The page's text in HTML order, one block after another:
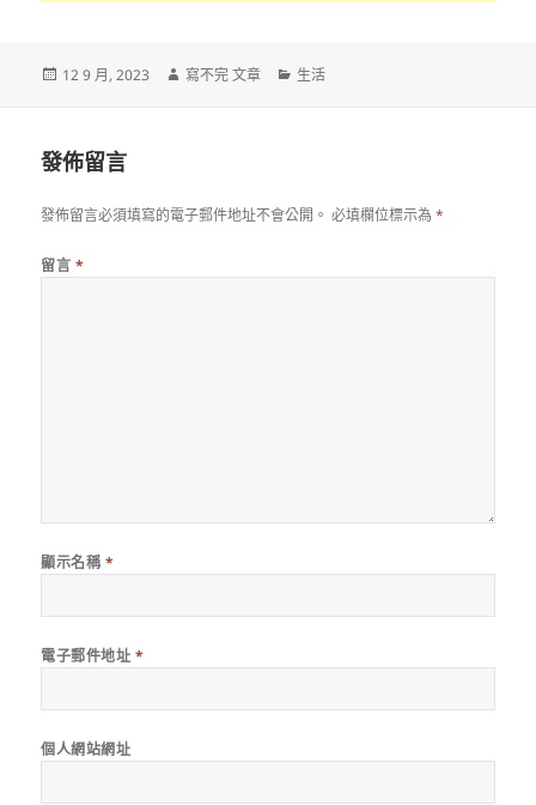
發
12 9 月, 2023
作
寫不完 文章
分
生活
發佈留言
發佈留言必須填寫的電子郵件地址不會公開。 必填欄位標示為*
留言 *
顯示名稱 *
電子郵件地址 *
個人網站網址